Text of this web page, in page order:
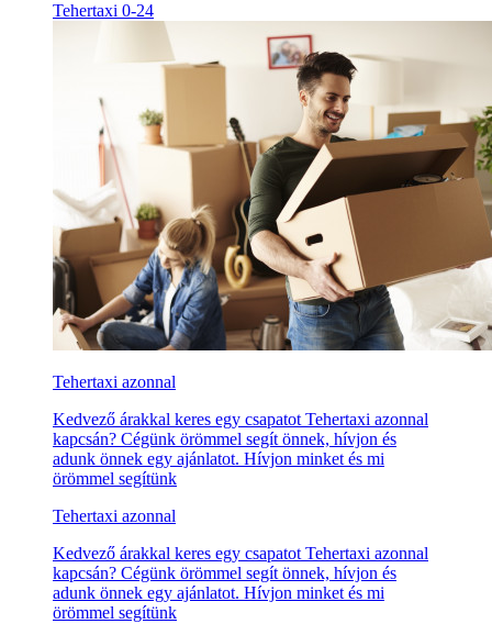
Tehertaxi 0-24
Tehertaxi azonnal
Kedvező árakkal keres egy csapatot Tehertaxi azonnal
kapcsán? Cégünk örömmel segít önnek, hívjon és
adunk önnek egy ajánlatot. Hívjon minket és mi
örömmel segítünk
Tehertaxi azonnal
Kedvező árakkal keres egy csapatot Tehertaxi azonnal
kapcsán? Cégünk örömmel segít önnek, hívjon és
adunk önnek egy ajánlatot. Hívjon minket és mi
örömmel segítünk